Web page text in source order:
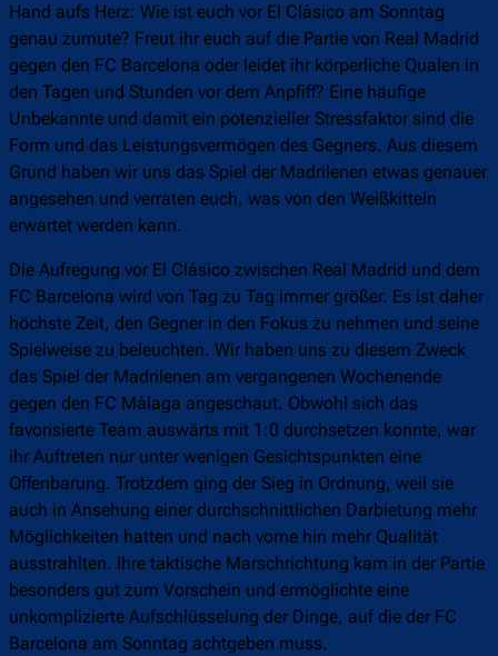
Hand aufs Herz: Wie ist euch vor El Clásico am Sonntag
genau zumute? Freut ihr euch auf die Partie von Real Madrid
gegen den FC Barcelona oder leidet ihr körperliche Qualen in
den Tagen und Stunden vor dem Anpfiff? Eine häufige
Unbekannte und damit ein potenzieller Stressfaktor sind die
Form und das Leistungsvermögen des Gegners. Aus diesem
Grund haben wir uns das Spiel der Madrilenen etwas genauer
angesehen und verraten euch, was von den Weißkitteln
erwartet werden kann.
Die Aufregung vor El Clásico zwischen Real Madrid und dem
FC Barcelona wird von Tag zu Tag immer größer. Es ist daher
höchste Zeit, den Gegner in den Fokus zu nehmen und seine
Spielweise zu beleuchten. Wir haben uns zu diesem Zweck
das Spiel der Madrilenen am vergangenen Wochenende
gegen den FC Málaga angeschaut. Obwohl sich das
favorisierte Team auswärts mit 1:0 durchsetzen konnte, war
ihr Auftreten nur unter wenigen Gesichtspunkten eine
Offenbarung. Trotzdem ging der Sieg in Ordnung, weil sie
auch in Ansehung einer durchschnittlichen Darbietung mehr
Möglichkeiten hatten und nach vorne hin mehr Qualität
ausstrahlten. Ihre taktische Marschrichtung kam in der Partie
besonders gut zum Vorschein und ermöglichte eine
unkomplizierte Aufschlüsselung der Dinge, auf die der FC
Barcelona am Sonntag achtgeben muss.